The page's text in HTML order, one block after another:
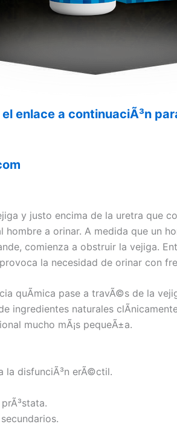
el enlace a continuaciÃ³n
y justo encima de la uretra que
a orinar. A medida que un
comienza a obstruir la vejiga.
la necesidad de orinar con
quÃ­mica pase a travÃ©s de la
ingredientes naturales
mucho mÃ¡s pequeÃ±a.
la disfunciÃ³n erÃ©ctil.